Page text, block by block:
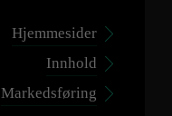
Hjemmesider
Innhold
Markedsføring